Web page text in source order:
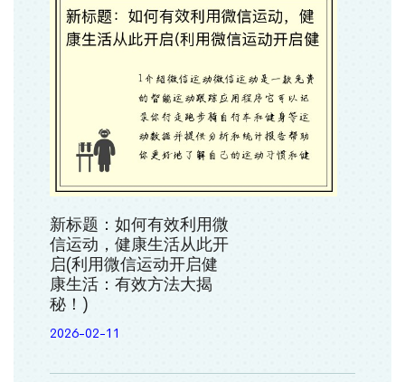
新标题：如何有效利用微
信运动，健康生活从此开
启(利用微信运动开启健
康生活：有效方法大揭
秘！)
2026-02-11